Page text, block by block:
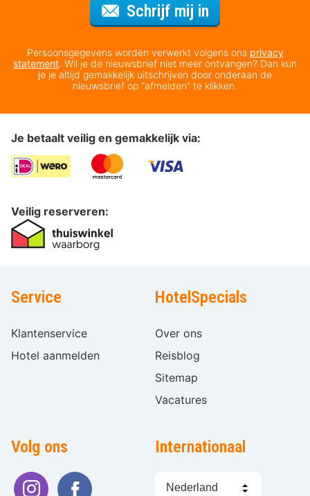
Schrijf mij in
Persoonsgegevens worden verwerkt volgens ons privacy
statement. Wil je de nieuwsbrief niet meer ontvangen? Dan kun
je je altijd gemakkelijk uitschrijven door onderaan de
nieuwsbrief op “afmelden” te klikken.
Je betaalt veilig en gemakkelijk via:
Veilig reserveren:
Service
Klantenservice
Hotel aanmelden
HotelSpecials
Over ons
Reisblog
Sitemap
Vacatures
Volg ons Internationaal